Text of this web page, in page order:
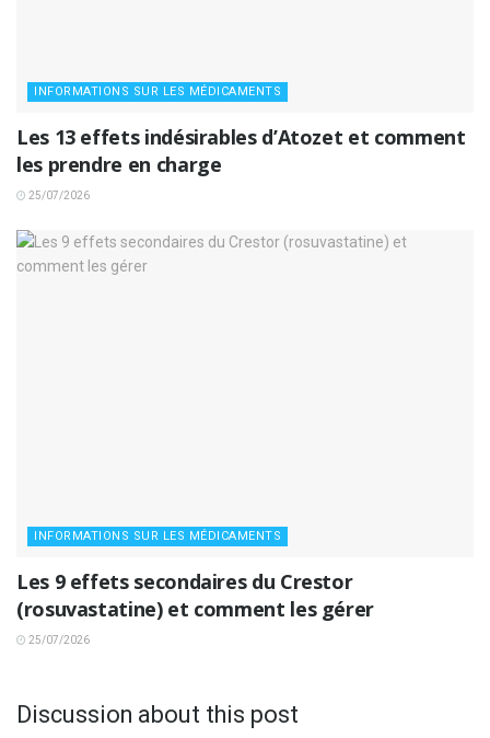
INFORMATIONS SUR LES MÉDICAMENTS
Les 13 effets indésirables d’Atozet et comment
les prendre en charge
25/07/2026
INFORMATIONS SUR LES MÉDICAMENTS
Les 9 effets secondaires du Crestor
(rosuvastatine) et comment les gérer
25/07/2026
Discussion about this post